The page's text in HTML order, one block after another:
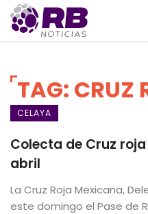
TAG: CRUZ
CELAYA
Colecta de Cruz
abril
La Cruz Roja Mexicana,
este domingo el Pase de